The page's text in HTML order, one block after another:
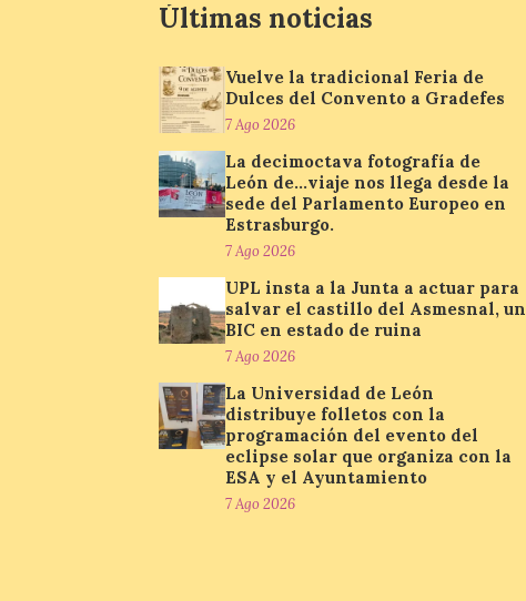
Últimas noticias
Vuelve la tradicional Feria de
Dulces del Convento a Gradefes
7 Ago 2026
La decimoctava fotografía de
León de…viaje nos llega desde la
sede del Parlamento Europeo en
Estrasburgo.
7 Ago 2026
UPL insta a la Junta a actuar para
salvar el castillo del Asmesnal, un
BIC en estado de ruina
7 Ago 2026
La Universidad de León
distribuye folletos con la
programación del evento del
eclipse solar que organiza con la
ESA y el Ayuntamiento
7 Ago 2026